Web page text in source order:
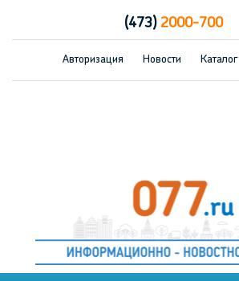
(473)2000-700
Авторизация Новости Каталог